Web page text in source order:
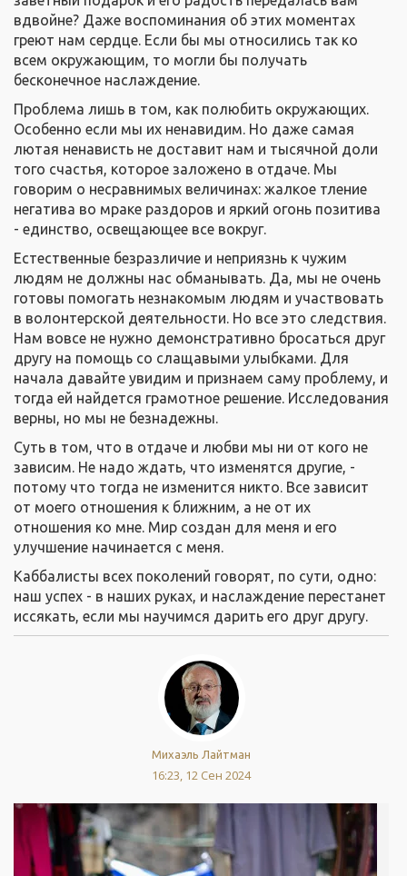
вдвойне? Даже воспоминания об этих моментах
греют нам сердце. Если бы мы относились так ко
всем окружающим, то могли бы получать
бесконечное наслаждение.
Проблема лишь в том, как полюбить окружающих.
Особенно если мы их ненавидим. Но даже самая
лютая ненависть не доставит нам и тысячной доли
того счастья, которое заложено в отдаче. Мы
говорим о несравнимых величинах: жалкое тление
негатива во мраке раздоров и яркий огонь позитива
- единство, освещающее все вокруг.
Естественные безразличие и неприязнь к чужим
людям не должны нас обманывать. Да, мы не очень
готовы помогать незнакомым людям и участвовать
в волонтерской деятельности. Но все это следствия.
Нам вовсе не нужно демонстративно бросаться друг
другу на помощь со слащавыми улыбками. Для
начала давайте увидим и признаем саму проблему, и
тогда ей найдется грамотное решение. Исследования
верны, но мы не безнадежны.
Суть в том, что в отдаче и любви мы ни от кого не
зависим. Не надо ждать, что изменятся другие, -
потому что тогда не изменится никто. Все зависит
от моего отношения к ближним, а не от их
отношения ко мне. Мир создан для меня и его
улучшение начинается с меня.
Каббалисты всех поколений говорят, по сути, одно:
наш успех - в наших руках, и наслаждение перестанет
иссякать, если мы научимся дарить его друг другу.
Михаэль Лайтман
16:23, 12 Сен 2024